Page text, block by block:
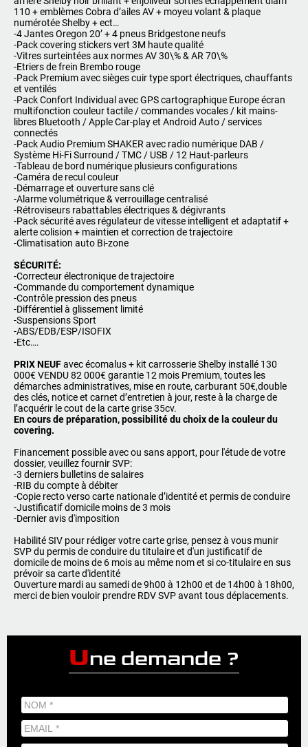
110 + emblèmes Cobra d’ailes AV + moyeu volant & plaque
numérotée Shelby + ect…
-4 Jantes Oregon 20’ + 4 pneus Bridgestone neufs
-Pack covering stickers vert 3M haute qualité
-Vitres surteintées aux normes AV 30\% & AR 70\%
-Etriers de frein Brembo rouge
-Pack Premium avec sièges cuir type sport électriques, chauffants
et ventilés
-Pack Confort Individual avec GPS cartographique Europe écran
multifonction couleur tactile / commandes vocales / kit mains-
libres Bluetooth / Apple Car-play et Android Auto / services
connectés
-Pack Audio Premium SHAKER avec radio numérique DAB /
Système Hi-Fi Surround / TMC / USB / 12 Haut-parleurs
-Tableau de bord numérique plusieurs configurations
-Caméra de recul couleur
-Démarrage et ouverture sans clé
-Alarme volumétrique & verrouillage centralisé
-Rétroviseurs rabattables électriques & dégivrants
-Pack sécurité aves régulateur de vitesse intelligent et adaptatif +
alerte colision + maintien et correction de trajectoire
-Climatisation auto Bi-zone
SÉCURITÉ:
-Correcteur électronique de trajectoire
-Commande du comportement dynamique
-Contrôle pression des pneus
-Différentiel à glissement limité
-Suspensions Sport
-ABS/EDB/ESP/ISOFIX
-Etc….
PRIX NEUFavec écomalus + kit carrosserie Shelby installé 130
000€ VENDU 82 000€ garantie 12 mois Premium, toutes les
démarches administratives, mise en route, carburant 50€,double
des clés, notice et carnet d’entretien à jour, reste à la charge de
l’acquérir le cout de la carte grise 35cv.
En cours de préparation, possibilité du choix de la couleur du
covering.
Financement possible avec ou sans apport, pour l'étude de votre
dossier, veuillez fournir SVP:
-3 derniers bulletins de salaires
-RIB du compte à débiter
-Copie recto verso carte nationale d’identité et permis de conduire
-Justificatif domicile moins de 3 mois
-Dernier avis d'imposition
Habilité SIV pour rédiger votre carte grise, pensez à vous munir
SVP du permis de conduire du titulaire et d'un justificatif de
domicile de moins de 6 mois au même nom et si co-titulaire en sus
prévoir sa carte d'identité
Ouverture mardi au samedi de 9h00 à 12h00 et de 14h00 à 18h00,
merci de bien vouloir prendre RDV SVP avant tous déplacements.
Une demande ?